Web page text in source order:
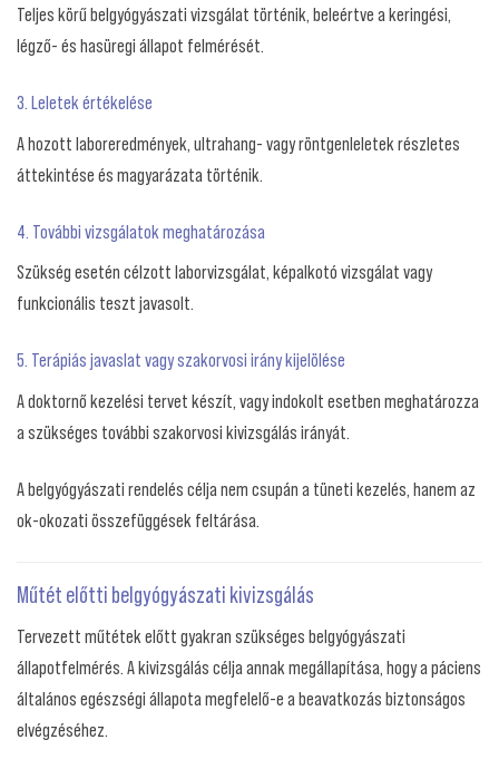
Teljes körű belgyógyászati vizsgálat történik, beleértve a keringési,
légző- és hasüregi állapot felmérését.
3. Leletek értékelése
A hozott laboreredmények, ultrahang- vagy röntgenleletek részletes
áttekintése és magyarázata történik.
4. További vizsgálatok meghatározása
Szükség esetén célzott laborvizsgálat, képalkotó vizsgálat vagy
funkcionális teszt javasolt.
5. Terápiás javaslat vagy szakorvosi irány kijelölése
A doktornő kezelési tervet készít, vagy indokolt esetben meghatározza
a szükséges további szakorvosi kivizsgálás irányát.
A belgyógyászati rendelés célja nem csupán a tüneti kezelés, hanem az
ok-okozati összefüggések feltárása.
Műtét előtti belgyógyászati kivizsgálás
Tervezett műtétek előtt gyakran szükséges belgyógyászati
állapotfelmérés. A kivizsgálás célja annak megállapítása, hogy a páciens
általános egészségi állapota megfelelő-e a beavatkozás biztonságos
elvégzéséhez.